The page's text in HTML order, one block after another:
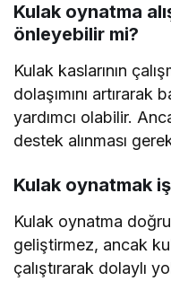
Kulak oynatma
önleyebilir mi?
Kulak kaslarının
dolaşımını artırarak
yardımcı olabilir.
destek alınması
Kulak oynatmak
Kulak oynatma
geliştirmez, ancak
çalıştırarak dolaylı